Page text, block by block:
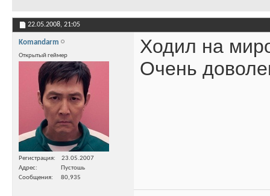
22.05.2008, 21:05
Komandarm
Открытый геймер
Регистрация
23.05.2007
Адрес
Пустошь
Сообщения
80,935
Ходил на
Очень